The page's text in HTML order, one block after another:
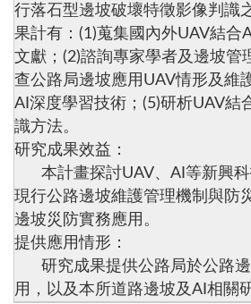
行落石型邊坡破壞特徵影像判識
果計有：(1)蒐集國內外UAV結合
文獻；(2)諮詢專家學者及邊坡管
查公路局邊坡應用UAV情形及維
AI深度學習技術；(5)研析UAV結
識方法。
研究成果效益：
本計畫探討UAV、AI等新興科
現行公路邊坡維護管理機制與防
邊坡災防實務應用。
提供應用情形：
研究成果提供公路局於公路邊
用，以及本所道路邊坡及AI相關